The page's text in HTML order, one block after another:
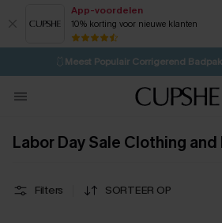
App-voordelen
10% korting voor nieuwe klanten
⚡️LAATSTE KANS | Tot
🩱Meest Populair Corrigerend
💌Abonneer je & ontvang tot
Koop 3, krijg 15% korting |
Labor Day Sale Clothing and
Filters SORTEER OP